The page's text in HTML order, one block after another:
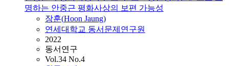
명하는 안중근 평화사상의 보편 가능성
장훈(Hoon Jaung)
연세대학교 동서문제연구원
2022
동서연구
Vol.34 No.4